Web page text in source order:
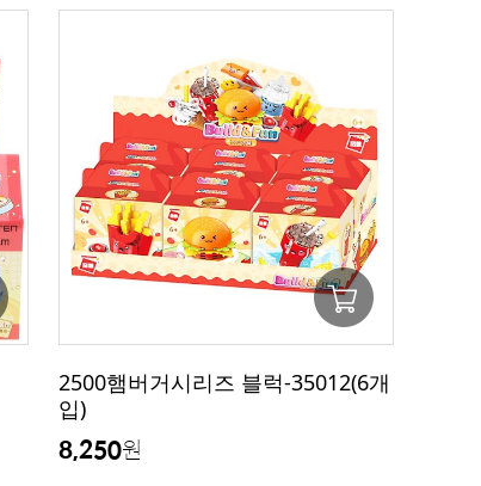
2500햄버거시리즈 블럭-35012(6개
입)
8,250원